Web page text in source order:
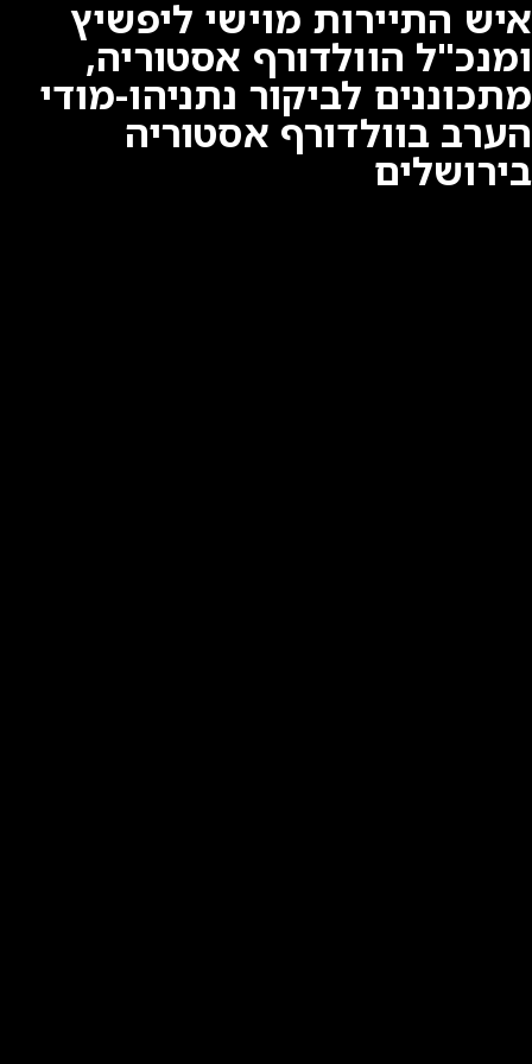
איש התיירות מוישי ליפשיץ
ומנכ"ל הוולדורף אסטוריה,
מתכוננים לביקור נתניהו-מודי
הערב בוולדורף אסטוריה
בירושלים